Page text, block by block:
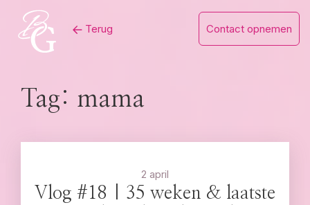
content
Terug Contact opnemen
Tag: mama
2 april
Vlog #18 | 35 weken & laatste